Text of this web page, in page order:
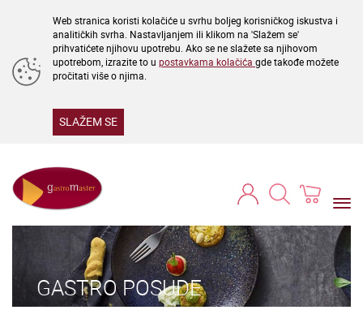
Web stranica koristi kolačiće u svrhu boljeg korisničkog iskustva i
analitičkih svrha. Nastavljanjem ili klikom na 'Slažem se'
prihvatićete njihovu upotrebu. Ako se ne slažete sa njihovom
upotrebom, izrazite to u postavkama kolačića gde takođe možete
pročitati više o njima.
SLAŽEM SE
GASTRO POSUDE